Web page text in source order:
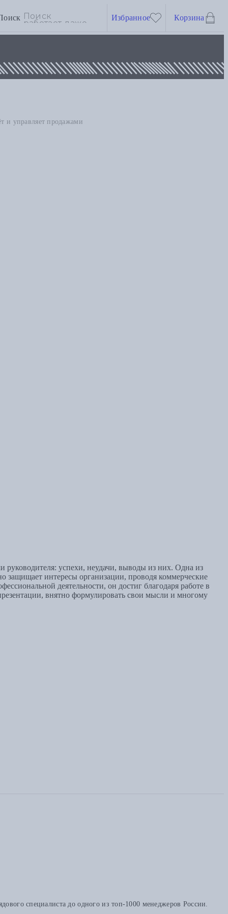
Избранное Корзина
и управляет продажами
успехи, неудачи, выводы из них. Одна из
интересы организации, проводя коммерческие
деятельности, он достиг благодаря работе в
внятно формулировать свои мысли и многому
специалиста до одного из топ-1000 менеджеров России.